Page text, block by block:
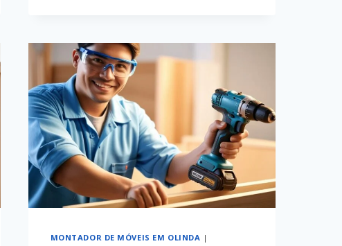
MONTADOR DE MÓVEIS EM OLINDA |